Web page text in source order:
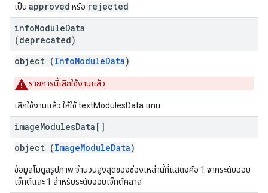
เป็น approved หรือ rejected
infoModuleData
(deprecated)
object (InfoModuleData)
รายการนี้เลิกใช้งานแล้ว
เลิกใช้งานแล้ว ให้ใช้ textModulesData แทน
imageModulesData[]
object (ImageModuleData)
ข้อมูลโมดูลรูปภาพ จำนวนสูงสุดของช่องเหล่านี้ที่แสดงคือ 1 จากระดับออบ
เจ็กต์และ 1 สำหรับระดับออบเจ็กต์คลาส